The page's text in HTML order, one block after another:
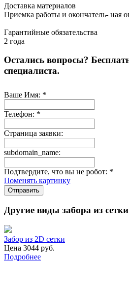
Доставка материалов
Приемка работы и окончатель- ная
Гарантийные обязательства
2 года
Остались вопросы?
специалиста.
Ваше Имя: *
Телефон: *
Страница заявки:
subdomain_name:
Подтвердите, что вы не робот: *
Поменять картинку
Отправить
Другие виды забора из сетки
Забор из 2D сетки
Цена 3044 руб.
Подробнее